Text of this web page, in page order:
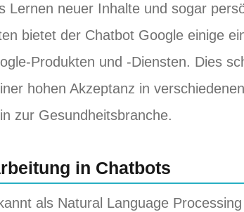
Lernen neuer Inhalte und sogar
bietet der Chatbot Google einige
Produkten und -Diensten. Dies
hohen Akzeptanz in
zur Gesundheitsbranche.
in Chatbots
als Natural Language